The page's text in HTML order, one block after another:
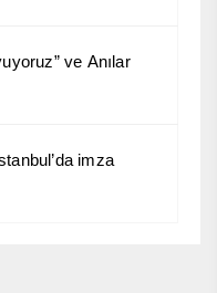
ve Anılar
imza